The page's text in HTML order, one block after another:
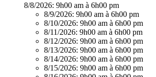
8/8/2026: 9h00 am à 6h00 pm
8/9/2026: 9h00 am à 6h00 pm
8/10/2026: 9h00 am à 6h00 pm
8/11/2026: 9h00 am à 6h00 pm
8/12/2026: 9h00 am à 6h00 pm
8/13/2026: 9h00 am à 6h00 pm
8/14/2026: 9h00 am à 6h00 pm
8/15/2026: 9h00 am à 6h00 pm